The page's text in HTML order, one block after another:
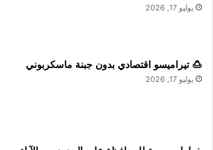
يوليو 17, 2026
🍮 تيراميسو اقتصادي بدون جبنة ماسكربوني
يوليو 17, 2026